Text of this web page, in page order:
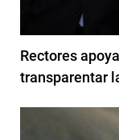
Rectores
transparentar